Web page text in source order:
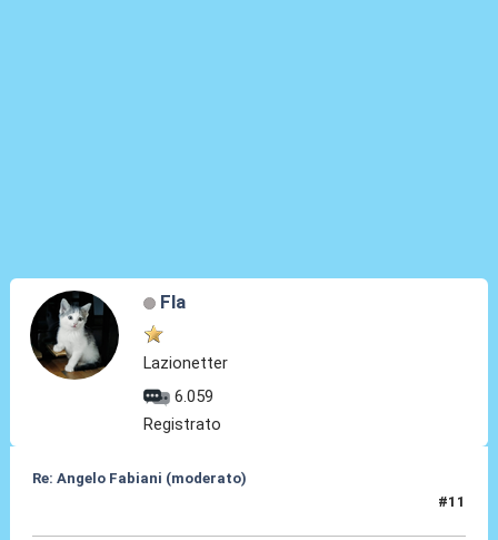
Fla
Lazionetter
6.059
Registrato
Re: Angelo Fabiani (moderato)
#11